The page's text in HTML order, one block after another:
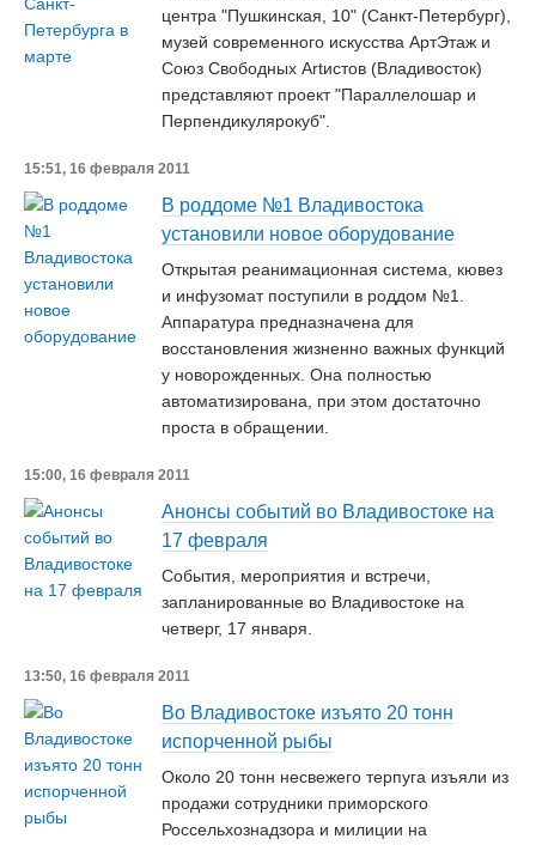
центра "Пушкинская, 10" (Санкт-Петербург),
музей современного искусства АртЭтаж и
Союз Свободных Аrtистов (Владивосток)
представляют проект "Параллелошар и
Перпендикулярокуб".
15:51, 16 февраля 2011
В роддоме №1 Владивостока
установили новое оборудование
Открытая реанимационная система, кювез
и инфузомат поступили в роддом №1.
Аппаратура предназначена для
восстановления жизненно важных функций
у новорожденных. Она полностью
автоматизирована, при этом достаточно
проста в обращении.
15:00, 16 февраля 2011
Анонсы событий во Владивостоке на
17 февраля
События, мероприятия и встречи,
запланированные во Владивостоке на
четверг, 17 января.
13:50, 16 февраля 2011
Во Владивостоке изъято 20 тонн
испорченной рыбы
Около 20 тонн несвежего терпуга изъяли из
продажи сотрудники приморского
Россельхознадзора и милиции на